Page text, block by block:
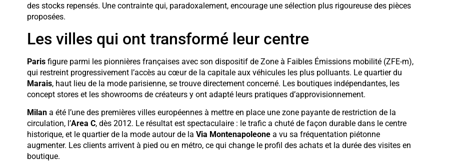
des stocks repensés. Une contrainte qui, paradoxalement, encourage une sélection plus rigoureuse des pièces
proposées.
Les villes qui ont transformé leur centre
Parisfigure parmi les pionnières françaises avec son dispositif de Zone à Faibles Émissions mobilité (ZFE-m),
qui restreint progressivement l’accès au cœur de la capitale aux véhicules les plus polluants. Le quartier du
Marais, haut lieu de la mode parisienne, se trouve directement concerné. Les boutiques indépendantes, les
concept stores et les showrooms de créateurs y ont adapté leurs pratiques d’approvisionnement.
Milana été l’une des premières villes européennes à mettre en place une zone payante de restriction de la
circulation, l’Area C, dès 2012. Le résultat est spectaculaire : le trafic a chuté de façon durable dans le centre
historique, et le quartier de la mode autour de la Via Montenapoleonea vu sa fréquentation piétonne
augmenter. Les clients arrivent à pied ou en métro, ce qui change le profil des achats et la durée des visites en
boutique.